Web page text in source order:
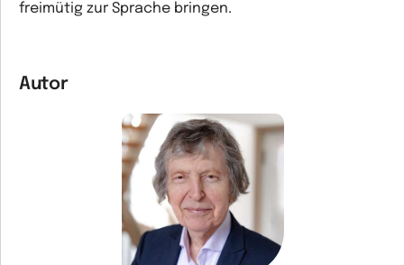
freimütig zur Sprache bringen.
Autor